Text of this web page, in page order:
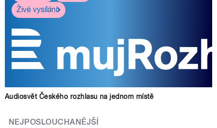
Živé vysílání
Audiosvět Českého rozhlasu na jednom místě
NEJPOSLOUCHANĚJŠÍ